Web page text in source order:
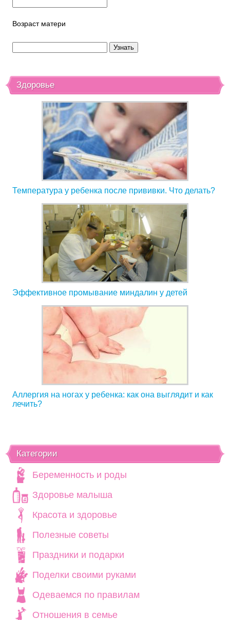
Возраст матери
Здоровье
Температура у ребенка после прививки. Что делать?
Эффективное промывание миндалин у детей
Аллергия на ногах у ребенка: как она выглядит и как
лечить?
Категории
Беременность и роды
Здоровье малыша
Красота и здоровье
Полезные советы
Праздники и подарки
Поделки своими руками
Одеваемся по правилам
Отношения в семье